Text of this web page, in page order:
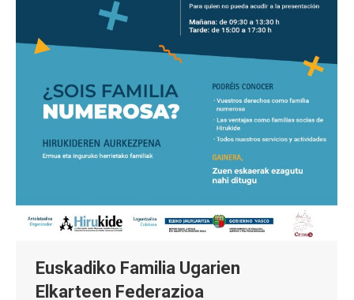
Euskadiko Familia Ugarien
Elkarteen Federazioa